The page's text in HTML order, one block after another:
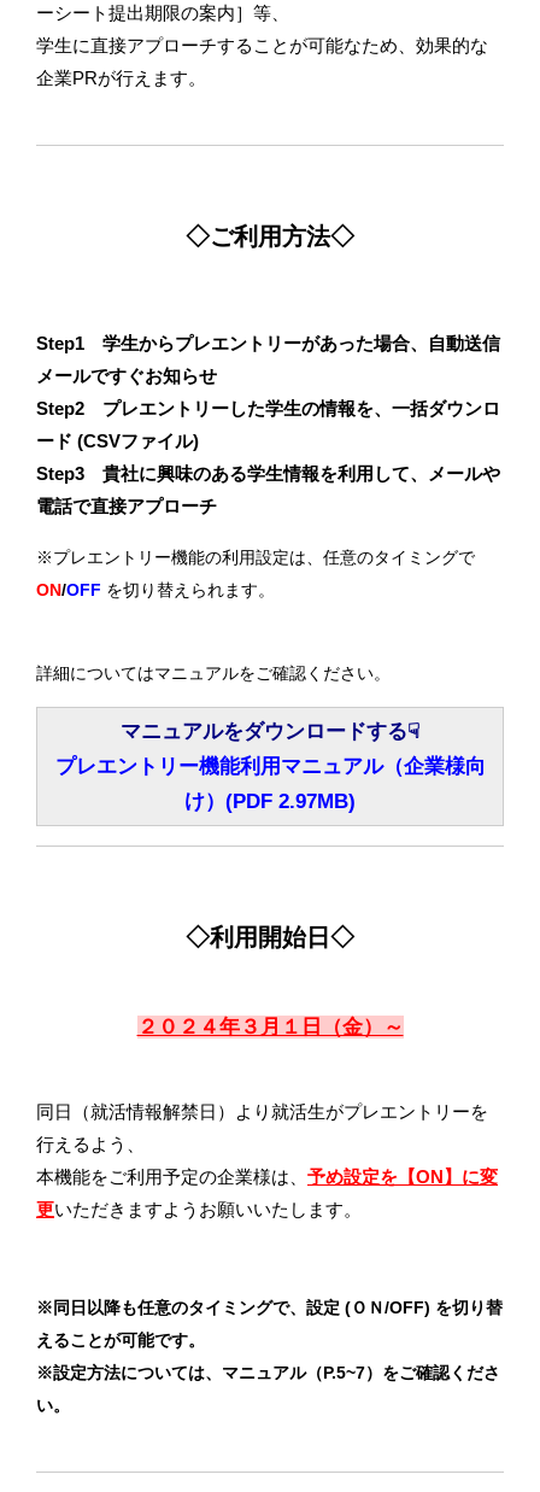
ーシート提出期限の案内］等、
学生に直接アプローチすることが可能なため、効果的な
企業PRが行えます。
◇ご利用方法◇
Step1 学生からプレエントリーがあった場合、自動送信
メールですぐお知らせ
Step2 プレエントリーした学生の情報を、一括ダウンロ
ード (CSVファイル)
Step3 貴社に興味のある学生情報を利用して、メールや
電話で直接アプローチ
※プレエントリー機能の利用設定は、任意のタイミングで
ON/OFF を切り替えられます。
詳細についてはマニュアルをご確認ください。
マニュアルをダウンロードする☟
プレエントリー機能利用マニュアル（企業様向
け）(PDF 2.97MB)
◇利用開始日◇
２０２４年３月１日（金）～
同日（就活情報解禁日）より就活生がプレエントリーを
行えるよう、
本機能をご利用予定の企業様は、 予め設定を【ON】に変
更いただきますようお願いいたします。
※同日以降も任意のタイミングで、設定 (ＯＮ/OFF) を切り替
えることが可能です。
※設定方法については、マニュアル（P.5~7）をご確認くださ
い。